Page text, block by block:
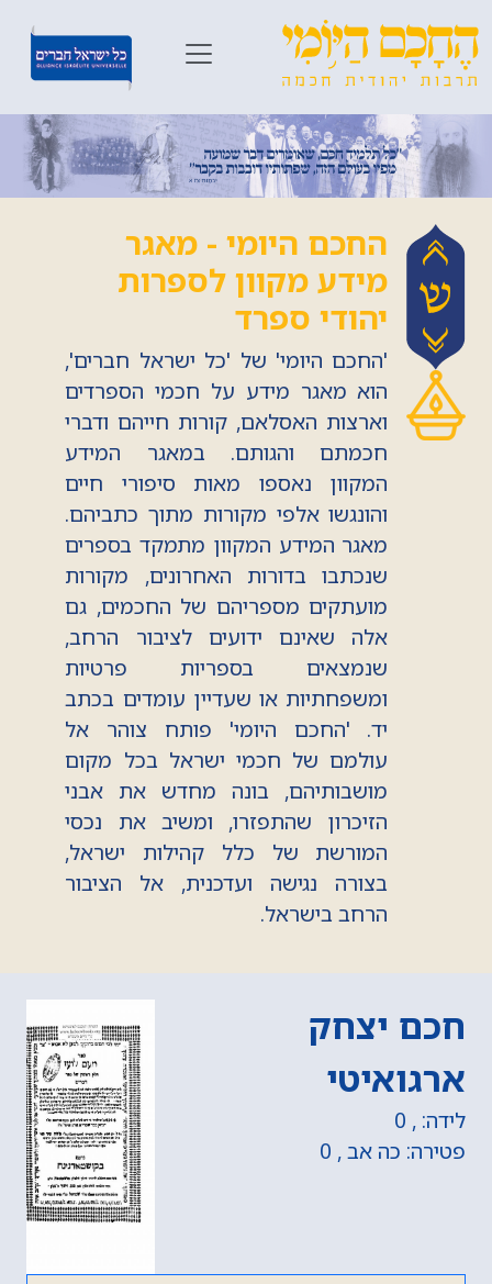
החכם היומי - מאגר
מידע מקוון לספרות
יהודי ספרד
'החכם היומי' של 'כל ישראל חברים',
הוא מאגר מידע על חכמי הספרדים
וארצות האסלאם, קורות חייהם ודברי
חכמתם והגותם. במאגר המידע
המקוון נאספו מאות סיפורי חיים
והונגשו אלפי מקורות מתוך כתביהם.
מאגר המידע המקוון מתמקד בספרים
שנכתבו בדורות האחרונים, מקורות
מועתקים מספריהם של החכמים, גם
אלה שאינם ידועים לציבור הרחב,
שנמצאים בספריות פרטיות
ומשפחתיות או שעדיין עומדים בכתב
יד. 'החכם היומי' פותח צוהר אל
עולמם של חכמי ישראל בכל מקום
מושבותיהם, בונה מחדש את אבני
הזיכרון שהתפזרו, ומשיב את נכסי
המורשת של כלל קהילות ישראל,
בצורה נגישה ועדכנית, אל הציבור
הרחב בישראל.
חכם יצחק
ארגואיטי
לידה: , 0
פטירה: כה אב , 0